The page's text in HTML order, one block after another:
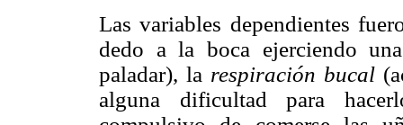
Las variables dependientes
dedo a la boca ejerciendo
paladar), la respiración bucal
alguna dificultad para